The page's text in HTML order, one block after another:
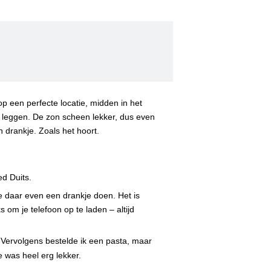
een perfecte locatie, midden in het
De zon scheen lekker, dus even
drankje. Zoals het hoort.
Duits.
daar even een drankje doen. Het is
om je telefoon op te laden – altijd
bestelde ik een pasta, maar
heel erg lekker.